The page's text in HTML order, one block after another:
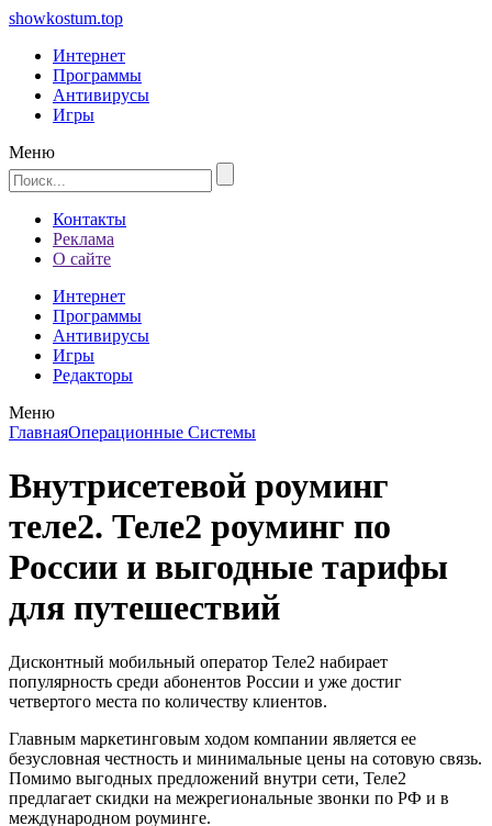
showkostum.top
Интернет
Программы
Антивирусы
Игры
Меню
Контакты
Реклама
О сайте
Интернет
Программы
Антивирусы
Игры
Редакторы
Меню
ГлавнаяОперационные Системы
Внутрисетевой роуминг
теле2. Теле2 роуминг по
России и выгодные тарифы
для путешествий
Дисконтный мобильный оператор Теле2 набирает
популярность среди абонентов России и уже достиг
четвертого места по количеству клиентов.
Главным маркетинговым ходом компании является ее
безусловная честность и минимальные цены на сотовую связь.
Помимо выгодных предложений внутри сети, Теле2
предлагает скидки на межрегиональные звонки по РФ и в
международном роуминге.